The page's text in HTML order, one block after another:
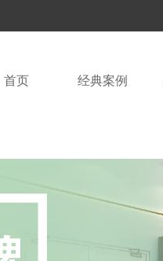
首页 经典案例